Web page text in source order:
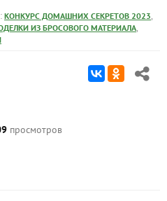
КОНКУРС ДОМАШНИХ СЕКРЕТОВ 2023,
ИЗ БРОСОВОГО МАТЕРИАЛА,
просмотров